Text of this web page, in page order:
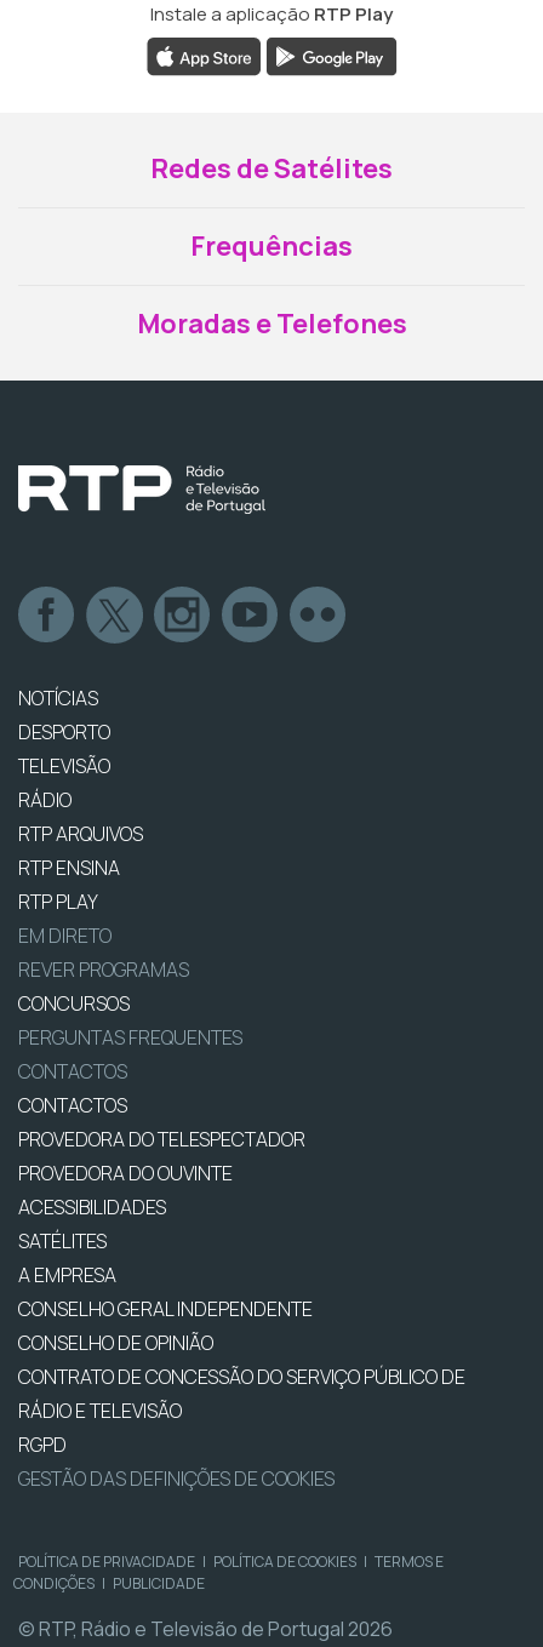
Instale a aplicação RTP Play
Redes de Satélites
Frequências
Moradas e Telefones
NOTÍCIAS
DESPORTO
TELEVISÃO
RÁDIO
RTP ARQUIVOS
RTP ENSINA
RTP PLAY
EM DIRETO
REVER PROGRAMAS
CONCURSOS
PERGUNTAS FREQUENTES
CONTACTOS
CONTACTOS
PROVEDORA DO TELESPECTADOR
PROVEDORA DO OUVINTE
ACESSIBILIDADES
SATÉLITES
A EMPRESA
CONSELHO GERAL INDEPENDENTE
CONSELHO DE OPINIÃO
CONTRATO DE CONCESSÃO DO SERVIÇO PÚBLICO DE
RÁDIO E TELEVISÃO
RGPD
GESTÃO DAS DEFINIÇÕES DE COOKIES
POLÍTICA DE PRIVACIDADE | POLÍTICA DE COOKIES | TERMOS E
CONDIÇÕES | PUBLICIDADE
© RTP, Rádio e Televisão de Portugal 2026